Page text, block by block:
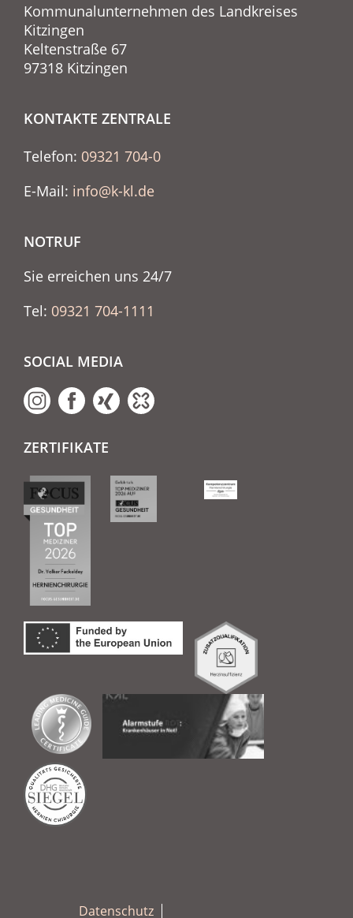
Kommunalunternehmen des Landkreises
Kitzingen
Keltenstraße 67
97318 Kitzingen
KONTAKTE ZENTRALE
Telefon: 09321 704-0
E-Mail: info@k-kl.de
NOTRUF
Sie erreichen uns 24/7
Tel: 09321 704-1111
SOCIAL MEDIA
ZERTIFIKATE
Datenschutz